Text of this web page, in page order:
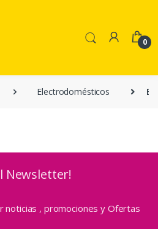
0
Electrodomésticos
Newsletter!
noticias , promociones y Ofertas